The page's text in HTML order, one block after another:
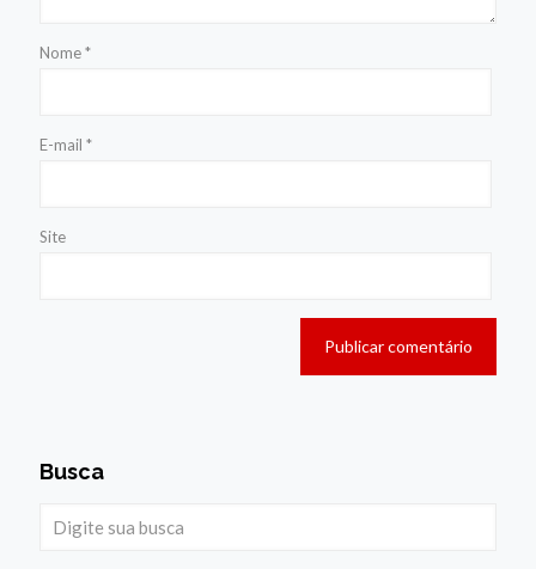
Nome*
E-mail *
Site
Busca